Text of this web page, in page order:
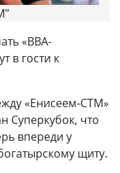
«ВВА-
в гости к
«Енисеем-СТМ»
Суперкубок, что
впереди у
щиту.